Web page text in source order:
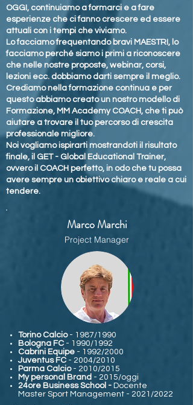
OGGI, continuiamo a formarci e a fare
esperienze che ci fanno crescere ed essere
attuali con i tempi che viviamo.
Lo facciamo frequentando bravi MAESTRI, lo
facciamo perché siamo i primi a riconoscere
che nelle nostre proposte, webinar, corsi,
lezioni ecc. dobbiamo darti sempre il meglio.
Crediamo nella formazione continua e per
questo abbiamo creato un nostro modello di
Formazione, MM Academy COACH, che ti può
aiutare a trovare il tuo percorso di crescita
professionale migliore.
Noi vogliamo ispirarti mostrandoti il risultato
finale, il GET - Global Educational Trainer,
ovvero il COACH perfetto, in odo che tu possa
avere sempre un obiettivo chiaro e reale a cui
tendere.
Marco Marchi
Project Manager
Torino Calcio- 1987/1990
Bologna FC - 1990/1992
Cabrini Equipe - 1992/2000
Juventus FC - 2004/2010
Parma Calcio- 2010/2015
My personal Brand - 2015/oggi
24ore Business School - Docente
Master Sport Management - 2021/2022